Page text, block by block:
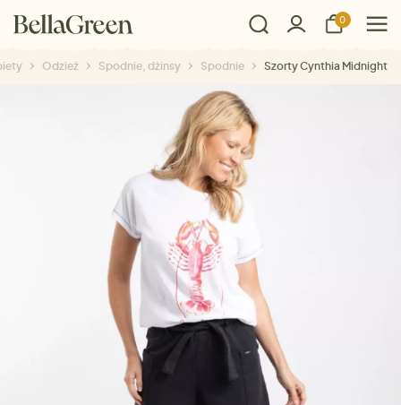
0
Odzież Spodnie, dżinsy Spodnie Szorty Cynthia Midnight